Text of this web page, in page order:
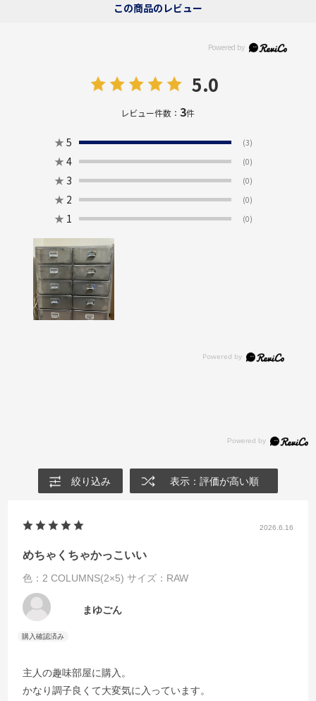
この商品のレビュー
5.0
レビュー件数：3件
★ 5 (3)
★ 4 (0)
★ 3 (0)
★ 2 (0)
★ 1 (0)
絞り込み 表示：評価が高い順
2026.6.16
めちゃくちゃかっこいい
色：2 COLUMNS(2×5) サイズ：RAW
まゆごん
主人の趣味部屋に購入。
かなり調子良くて大変気に入っています。